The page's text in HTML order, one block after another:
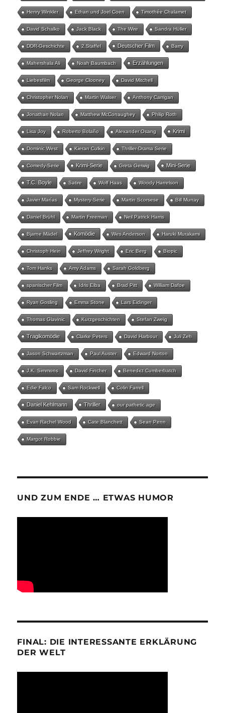
Henry Winkler Ethan und Joel Coen Timothée Chalamet
David Schalko Jack Black The Wire Sandra Hüller
DDR-Geschichte 2.Staffel Deutscher Film Barry
Mahershala Ali Noah Baumbach Erzählungen
Liebesfilm George Clooney David Mitchell
Christopher Nolan Martin Walser Anthony Carrigan
Jonathan Nolan Matthew McConaughey Philip Roth
Lisa Joy Roberto Bolaño Alexander Osang Krimi
Dominic West Kieran Culkin Thriller-Drama Serie
Comedy-Serie Krimi-Serie Greta Gerwig Mini-Serie
T.C. Boyle Satire Wolf Haas Woody Harrelson
Javier Marías Mystery-Serie Martin Scorsese Bill Murray
Daniel Brühl Martin Freeman Neil Patrick Harris
Bjarne Mädel Komödie Wes Anderson Haruki Murakami
Christoph Hein Jeffrey Wright Eric Berg Biopic
Tom Hanks Amy Adams Sarah Goldberg
spanischer Film Idris Elba Brad Pitt William Dafoe
Ryan Gosling Emma Stone Lars Eidinger
Thomas Glavinic Kurzgeschichten Stefan Zweig
Tragikomödie Clarke Peters David Harbour Juli Zeh
Jason Schwartzman Paul Auster Edward Norton
J.K. Simmons David Fincher Benedict Cumberbatch
Edie Falco Sam Rockwell Colin Farrell
Daniel Kehlmann Thriller our pathetic age
Evan Rachel Wood Cate Blanchett Sean Penn
Margot Robbie
UND ZUM ENDE … ETWAS HUMOR
FINAL: DIE INTERESSANTE ERKLÄRUNG
DER WELT